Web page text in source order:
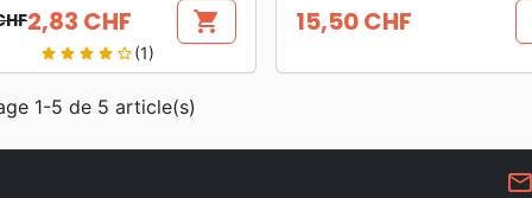
base
2,83 CHF shopping_cart
star star star star star_border(1)
Prix
15,50 CHF
1-5 de 5 article(s)
mail_outline